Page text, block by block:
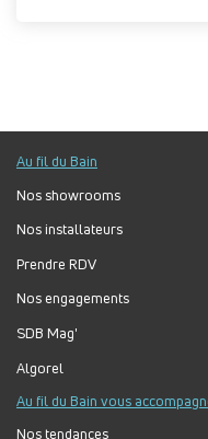
Au fil du Bain
Nos showrooms
Nos installateurs
Prendre RDV
Nos engagements
SDB Mag'
Algorel
Au fil du Bain vous
Nos tendances